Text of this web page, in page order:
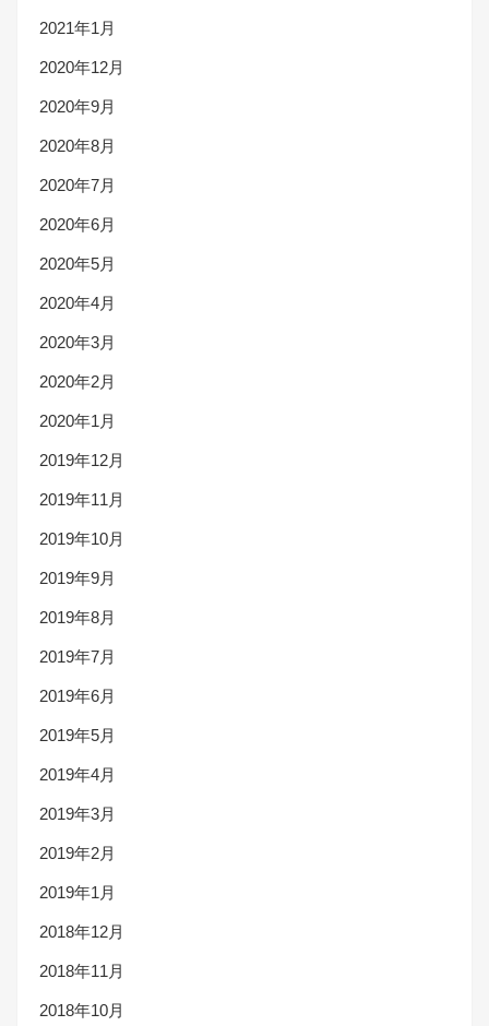
2021年1月
2020年12月
2020年9月
2020年8月
2020年7月
2020年6月
2020年5月
2020年4月
2020年3月
2020年2月
2020年1月
2019年12月
2019年11月
2019年10月
2019年9月
2019年8月
2019年7月
2019年6月
2019年5月
2019年4月
2019年3月
2019年2月
2019年1月
2018年12月
2018年11月
2018年10月